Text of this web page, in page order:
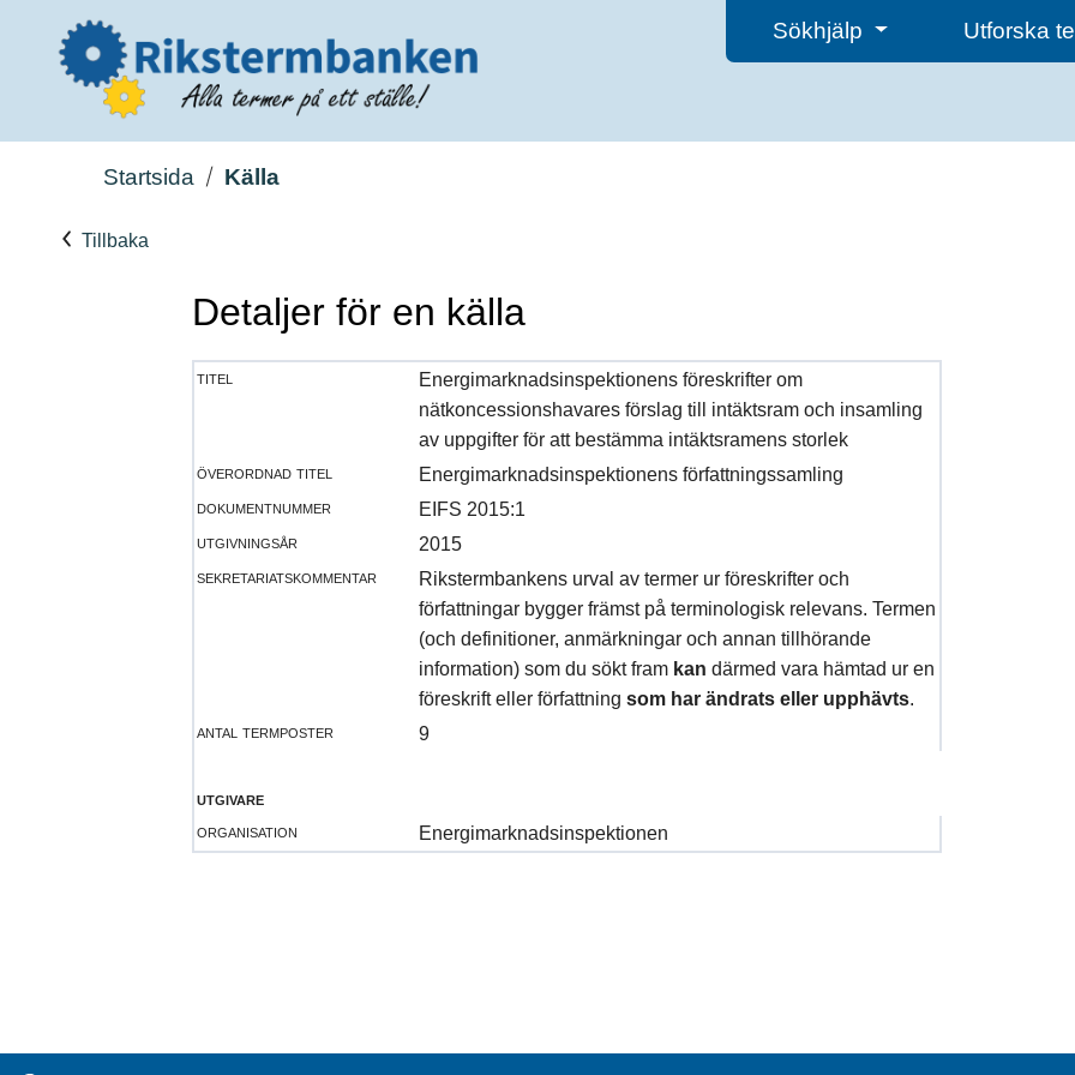
Sökhjälp Utforska
Startsida Källa
Tillbaka
Detaljer för en källa
titel
Energimarknadsinspektionens föreskrifter om
nätkoncessionshavares förslag till intäktsram och insamling
av uppgifter för att bestämma intäktsramens storlek
överordnad titel
Energimarknadsinspektionens författningssamling
dokumentnummer
EIFS 2015:1
utgivningsår
2015
sekretariatskommentar
Rikstermbankens urval av termer ur föreskrifter och
författningar bygger främst på terminologisk relevans. Termen
(och definitioner, anmärkningar och annan tillhörande
information) som du sökt fram kan därmed vara hämtad ur en
föreskrift eller författning som har ändrats eller upphävts.
antal termposter
9
utgivare
organisation
Energimarknadsinspektionen